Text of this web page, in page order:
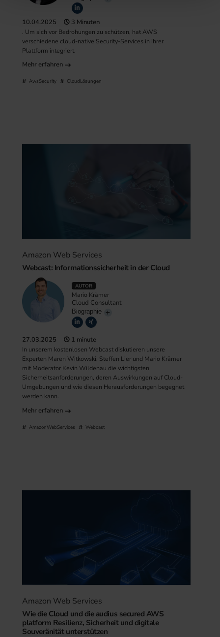
10.04.2025 3 Minuten
. Um sich vor Bedrohungen zu schützen, hat AWS
verschiedene cloud-native Security-Services in ihrer
Plattform integriert.
Mehr erfahren
AwsSecurity CloudLösungen
Amazon Web Services
Webcast: Informationssicherheit in der Cloud
AUTOR
Mario Krämer
Cloud Consultant
Biographie
27.03.2025 1 minute
In unserem kostenlosen Webcast diskutieren unsere
Experten Maren Witkowski, Steffen Lier und Mario Krämer
mit Moderator Kevin Wildenau die wichtigsten
Sicherheitsanforderungen, deren Auswirkungen auf Cloud-
Umgebungen und wie diesen Herausforderungen begegnet
werden kann.
Mehr erfahren
AmazonWebServices Webcast
Amazon Web Services
Wie die Cloud und die audius secured AWS
platform Resilienz, Sicherheit und digitale
Souveränität unterstützen